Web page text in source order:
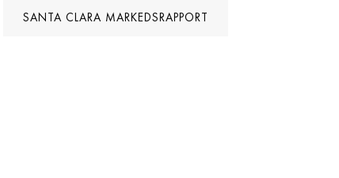
SANTA CLARA MARKEDSRAPPORT